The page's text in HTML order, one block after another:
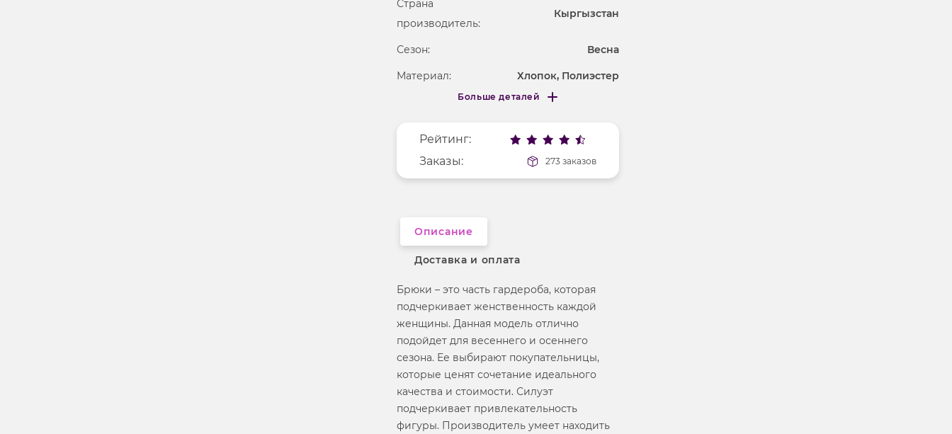
Страна
производитель:
Кыргызстан
Сезон: Весна
Материал:
Хлопок, Полиэстер
без рисунка
Больше деталей
Меньше деталей
Рейтинг:
Заказы:
273 заказов
Описание
Доставка и оплата
Брюки – это часть гардероба, которая
подчеркивает женственность каждой
женщины. Данная модель отлично
подойдет для весеннего и осеннего
сезона. Ее выбирают покупательницы,
которые ценят сочетание идеального
качества и стоимости. Силуэт
подчеркивает привлекательность
фигуры. Производитель умеет находить